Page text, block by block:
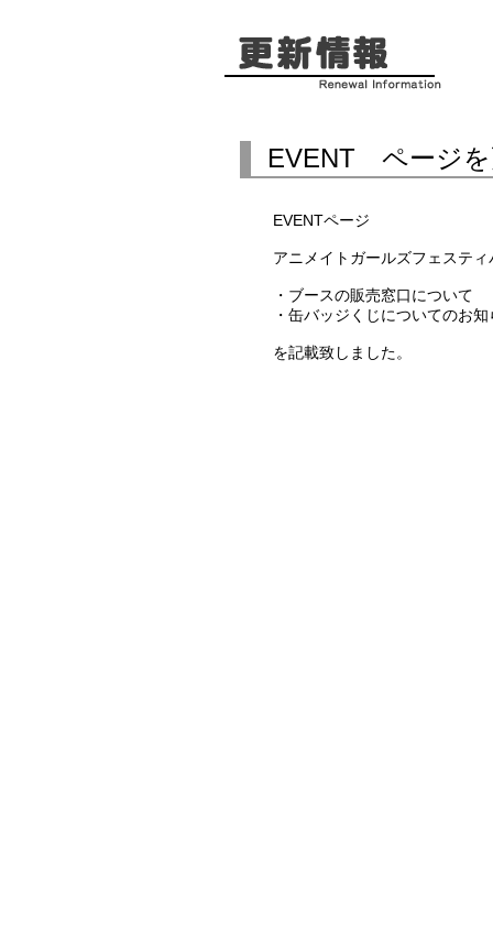
EVENT ページを
EVENTページ
アニメイトガールズフェステ
・ブースの販売窓口について
・缶バッジくじについてのお知
を記載致しました。